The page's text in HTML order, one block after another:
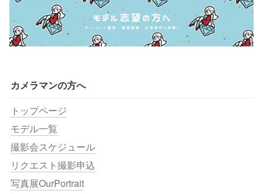
カメラマンの方へ
トップページ
モデル一覧
撮影会スケジュール
リクエスト撮影申込
写真展OurPortrait